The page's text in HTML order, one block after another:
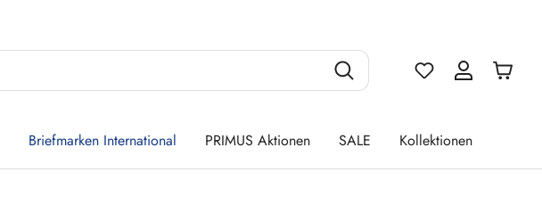
Du hast 0
Briefmarken International PRIMUS Aktionen SALE Kollektionen